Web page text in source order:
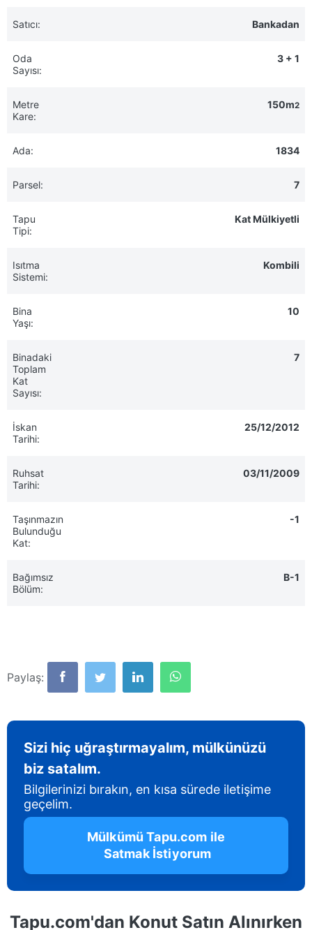
Satıcı: Bankadan
Oda
Sayısı:
3 + 1
Metre
Kare:
150m2
Ada: 1834
Parsel: 7
Tapu
Tipi:
Kat Mülkiyetli
Isıtma
Sistemi:
Kombili
Bina
Yaşı:
10
Binadaki
Toplam
Kat
Sayısı:
7
İskan
Tarihi:
25/12/2012
Ruhsat
Tarihi:
03/11/2009
Taşınmazın
Bulunduğu
Kat:
-1
Bağımsız
Bölüm:
B-1
Paylaş:
Sizi hiç uğraştırmayalım, mülkünüzü
biz satalım.
Bilgilerinizi bırakın, en kısa sürede iletişime
geçelim.
Mülkümü Tapu.com ile
Satmak İstiyorum
Tapu.com'dan Konut Satın Alınırken